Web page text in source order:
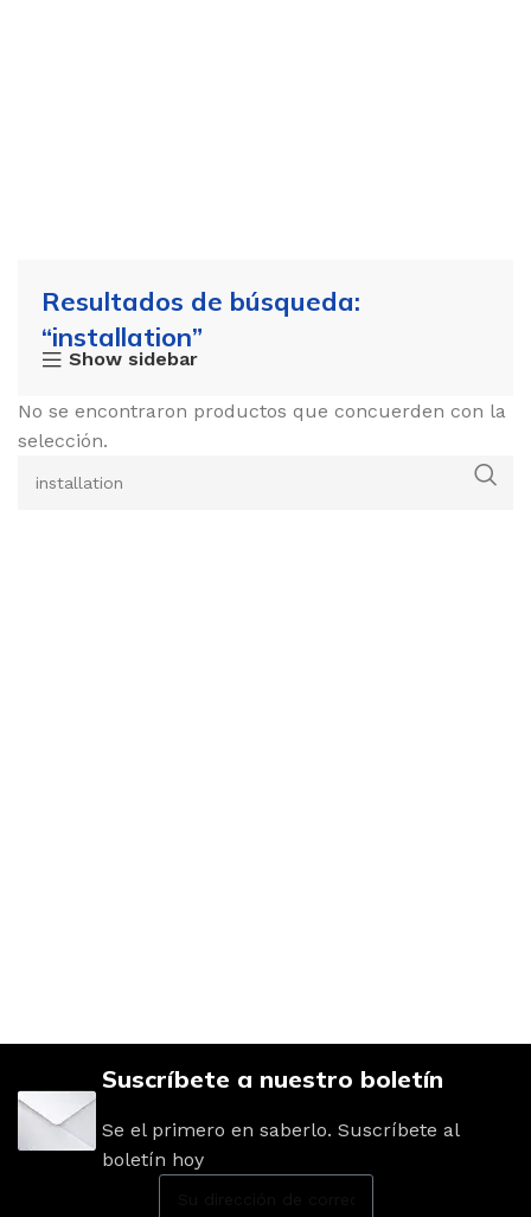
Resultados de búsqueda:
“installation”
Show sidebar
No se encontraron productos que concuerden con la
selección.
Suscríbete a nuestro boletín
Se el primero en saberlo. Suscríbete al
boletín hoy